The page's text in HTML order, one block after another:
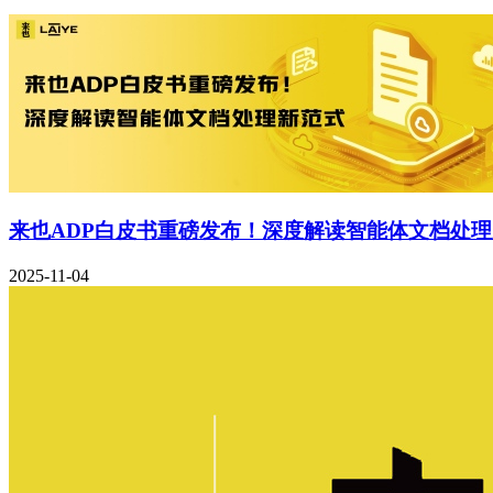
来也ADP白皮书重磅发布！深度解读智能体文档处
2025-11-04